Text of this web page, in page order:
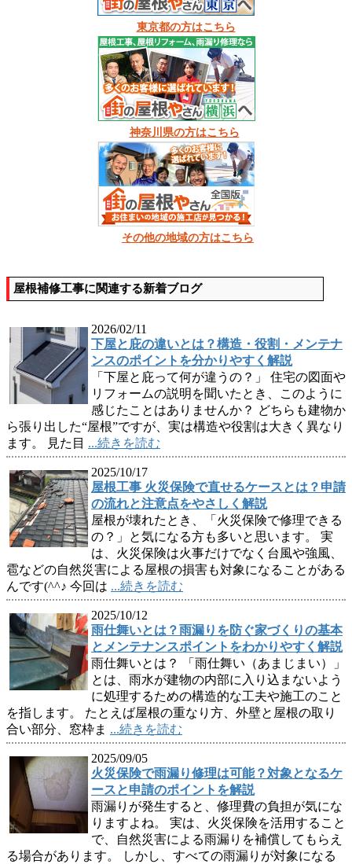
東京都の方はこちら
神奈川県の方はこちら
その他の地域の方はこちら
屋根補修工事に関連する新着ブログ
2026/02/11
下屋と庇の違いとは？構造・役割・メンテナ
ンスのポイントを分かりやすく解説
「下屋と庇って何が違うの？」 住宅の図面や
リフォームの説明を聞いたとき、このように
感じたことはありませんか？ どちらも建物か
ら張り出した“屋根”ですが、実は構造や役割は大きく異なり
ます。 見た目 ...続きを読む
2025/10/17
屋根工事 火災保険で直せるケースとは？申請
の流れと注意点をやさしく解説
屋根が壊れたとき、「火災保険で修理できる
の？」と気になる方も多いと思います。 実
は、火災保険は火事だけでなく台風や強風、
雹などの自然災害による屋根の損害も対象になることがある
んです(^^♪ 今回は ...続きを読む
2025/10/12
雨仕舞いとは？雨漏りを防ぐ家づくりの基本
とメンテナンスポイントをわかりやすく解説
雨仕舞いとは？ 「雨仕舞い（あまじまい）」
とは、雨水が建物の内部に入り込まないよう
に処理するための構造的な工夫や施工のこと
を指します。 たとえば屋根の重なり方、外壁と屋根の取り
合い部分、窓枠ま ...続きを読む
2025/09/05
火災保険で雨漏り修理は可能？対象となるケ
ースと申請のポイントを解説
雨漏りが発生すると、修理費の負担が気にな
りますよね。 実は、火災保険を活用すること
で、自然災害による雨漏りを補償してもらえ
る場合があります。 しかし、すべての雨漏りが対象になる